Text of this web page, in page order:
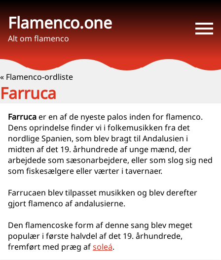
Flamenco.one
Alt om flamenco
« Flamenco-ordliste
Farruca
Farrucaer en af de nyeste palos inden for flamenco.
Dens oprindelse finder vi i folkemusikken fra det
nordlige Spanien, som blev bragt til Andalusien i
midten af det 19. århundrede af unge mænd, der
arbejdede som sæsonarbejdere, eller som slog sig ned
som fiskesælgere eller værter i tavernaer.
Farrucaen blev tilpasset musikken og blev derefter
gjort flamenco af andalusierne.
Den flamencoske form af denne sang blev meget
populær i første halvdel af det 19. århundrede,
fremført med præg afsoleá.